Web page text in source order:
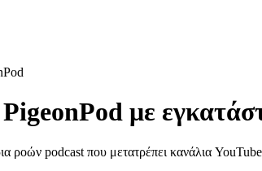
με
ροών podcast που μετατρέπει κανάλια